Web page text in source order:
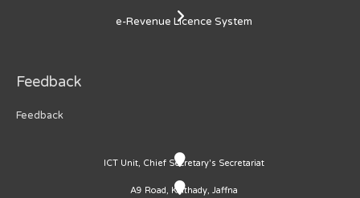
e-Revenue Licence System
Feedback
Feedback
ICT Unit, Chief Secretary's Secretariat
A9 Road, Kaithady, Jaffna